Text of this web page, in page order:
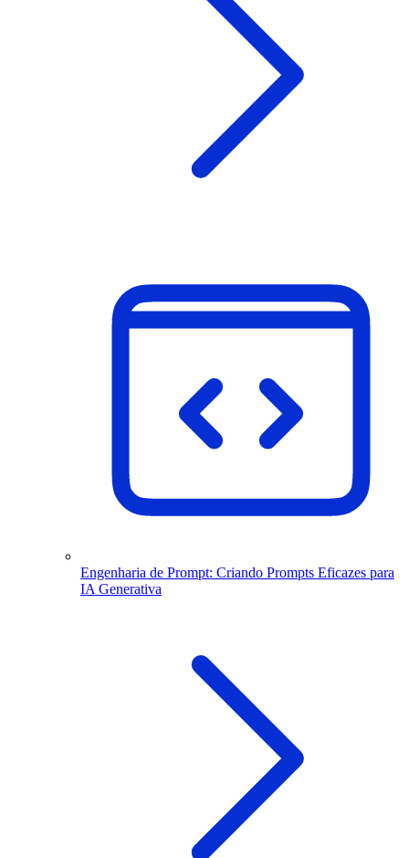
Engenharia de Prompt: Criando Prompts Eficazes para
IA Generativa